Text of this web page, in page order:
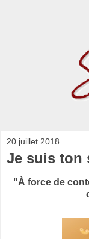
20 juillet 2018
Je suis ton
"À force de